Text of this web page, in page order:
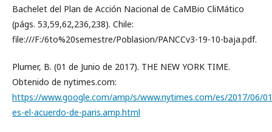
Bachelet del Plan de Acción Nacional de CaMBio CliMático
(págs. 53,59,62,236,238). Chile:
file:///F:/6to%20semestre/Poblasion/PANCCv3-19-10-baja.pdf.
Plumer, B. (01 de Junio de 2017). THE NEW YORK TIME.
Obtenido de nytimes.com:
https://www.google.com/amp/s/www.nytimes.com/es/2017/06/
es-el-acuerdo-de-paris.amp.html